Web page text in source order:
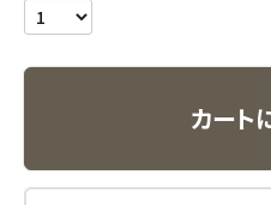
オリジナルブランド
カート